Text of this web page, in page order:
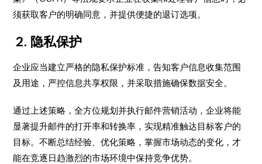
须获取客户的明确同意，并提供便捷的退订选项。
2. 隐私保护
企业应当建立严格的隐私保护标准，告知客户信息收集范围
及用途，严控信息共享权限，并采取措施确保数据安全。
通过上述策略，全方位规划并执行邮件营销活动，企业将能
显著提升邮件的打开率和转换率，实现精准触达目标客户的
目标。不断总结经验、优化策略，掌握市场动态的变化，才
能在竞逐日趋激烈的市场环境中保持竞争优势。